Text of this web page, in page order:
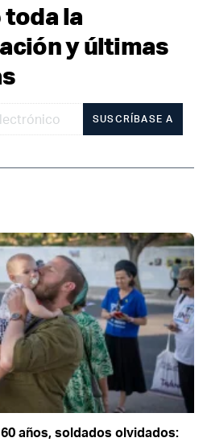
toda la
y últimas
SUSCRÍBASE A
años, soldados olvidados: